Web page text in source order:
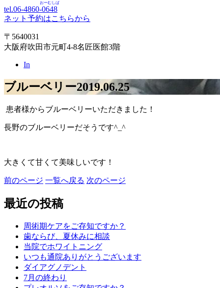
tel.06-4860-0648
おーむしば
ネット予約はこちらから
〒5640031
大阪府吹田市元町4-8名匠医館3階
In
ブルーベリー2019.06.25
患者様からブルーベリーいただきました！
長野のブルーベリーだそうです^_^
大きくて甘くて美味しいです！
前のページ 一覧へ戻る 次のページ
最近の投稿
周術期ケアをご存知ですか？
歯ならび、夏休みに相談
当院でホワイトニング
いつも通院ありがとうございます
ダイアグノデント
7月の終わり